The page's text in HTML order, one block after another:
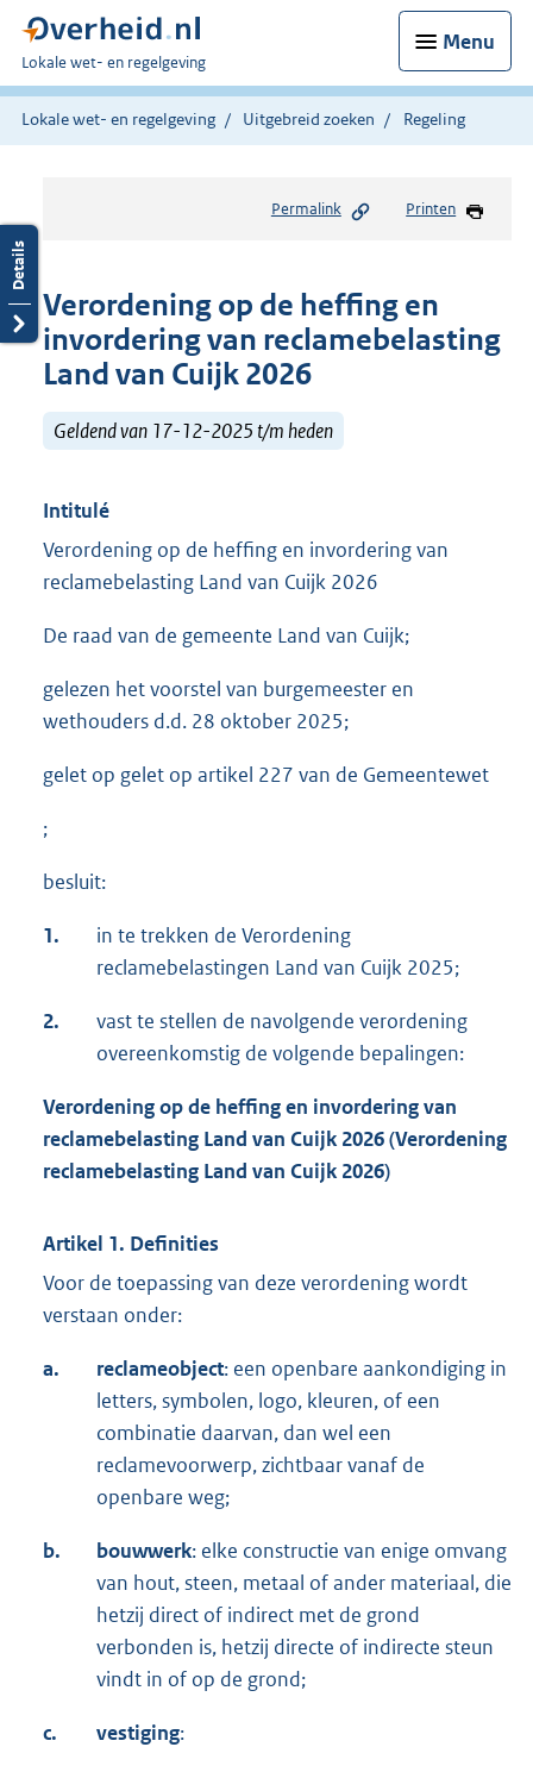
Menu
U
bent
hier:
Lokale wet- en regelgeving
Lokale wet- en regelgeving Uitgebreid zoeken Regeling
Permalink Printen
Verordening op de heffing en
invordering van reclamebelasting
Land van Cuijk 2026
Geldend van 17-12-2025 t/m heden
Intitulé
Verordening op de heffing en invordering van
reclamebelasting Land van Cuijk 2026
De raad van de gemeente Land van Cuijk;
gelezen het voorstel van burgemeester en
wethouders d.d. 28 oktober 2025;
gelet op gelet op artikel 227 van de Gemeentewet
;
besluit:
1.
in te trekken de Verordening
reclamebelastingen Land van Cuijk 2025;
2.
vast te stellen de navolgende verordening
overeenkomstig de volgende bepalingen:
Verordening op de heffing en invordering van
reclamebelasting Land van Cuijk 2026 (Verordening
reclamebelasting Land van Cuijk 2026)
Artikel 1. Definities
Voor de toepassing van deze verordening wordt
verstaan onder:
a. reclameobject: een openbare aankondiging in
letters, symbolen, logo, kleuren, of een
combinatie daarvan, dan wel een
reclamevoorwerp, zichtbaar vanaf de
openbare weg;
b. bouwwerk: elke constructie van enige omvang
van hout, steen, metaal of ander materiaal, die
hetzij direct of indirect met de grond
verbonden is, hetzij directe of indirecte steun
vindt in of op de grond;
c. vestiging: